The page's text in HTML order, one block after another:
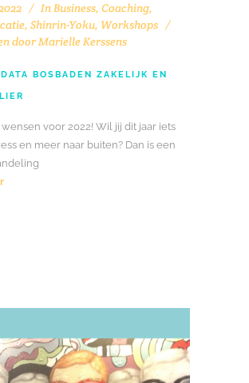
In Business, Coaching,
, Shinrin-Yoku, Workshops
doorMarielle Kerssens
BOSBADEN ZAKELIJK EN
voor 2022! Wil jij dit jaar iets
en meer naar buiten? Dan is een